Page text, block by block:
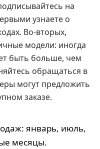
на
узнаете о
Во-вторых,
модели: иногда
быть больше, чем
обращаться в
могут предложить
заказе.
январь, июль,
месяцы.